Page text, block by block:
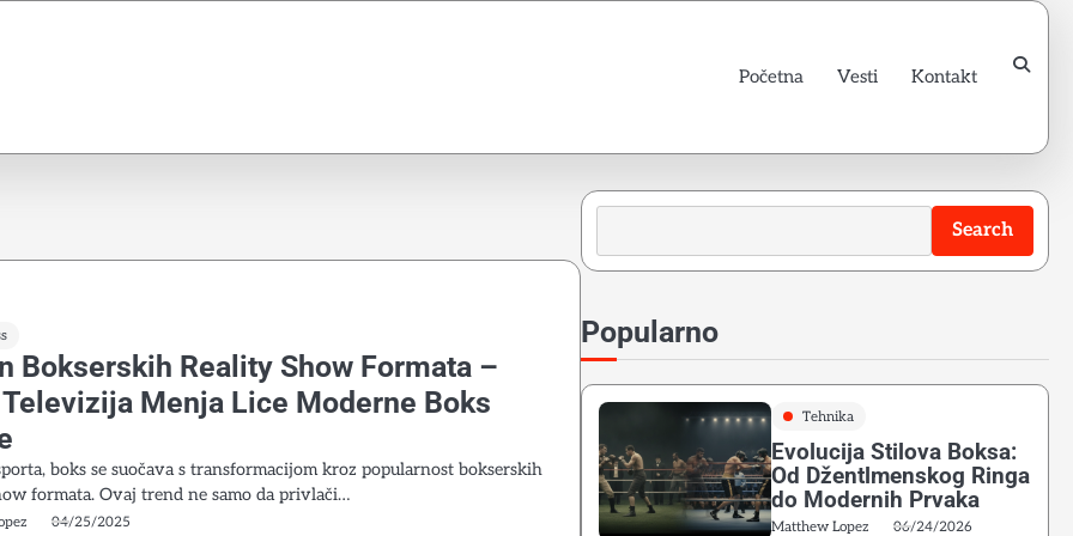
Početna Vesti Kontakt
Bokserskih Reality Show Formata –
Menja Lice Moderne Boks
boks se suočava s transformacijom kroz popularnost bokserskih
formata. Ovaj trend ne samo da privlači…
04/25/2025
Search
Search
Popularno
Tehnika
Evolucija Stilova Boksa:
Od Džentlmenskog Ringa
do Modernih Prvaka
Matthew Lopez 06/24/2026